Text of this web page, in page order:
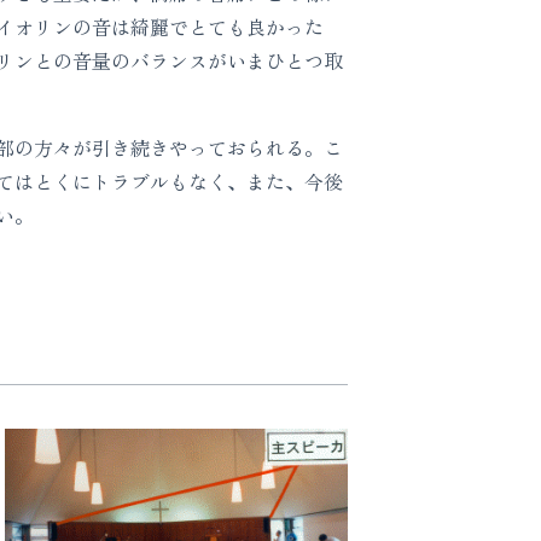
オリンの音は綺麗でとても良かった
ンとの音量のバランスがいまひとつ取
方々が引き続きやっておられる。こ
はとくにトラブルもなく、また、今後